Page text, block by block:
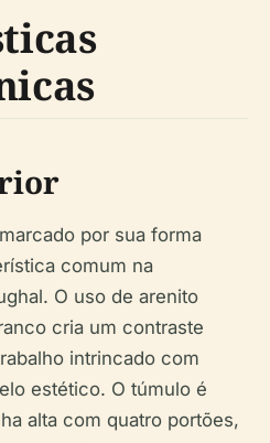
por sua forma
comum na
O uso de arenito
cria um contraste
intrincado com
estético. O túmulo é
alta com quatro portões,